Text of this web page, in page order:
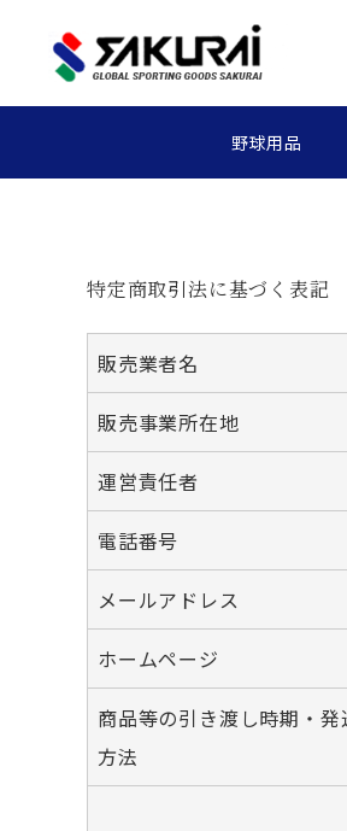
野球用品
特定商取引法に基づく表記
販売業者名
販売事業所在地
運営責任者
電話番号
メールアドレス
ホームページ
商品等の引き渡し時期・発
方法